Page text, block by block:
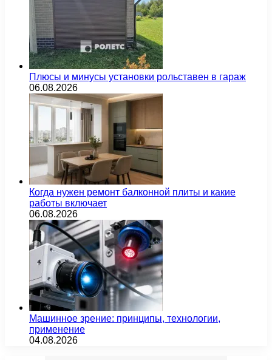
Плюсы и минусы установки рольставен в гараж
06.08.2026
Когда нужен ремонт балконной плиты и какие
работы включает
06.08.2026
Машинное зрение: принципы, технологии,
применение
04.08.2026